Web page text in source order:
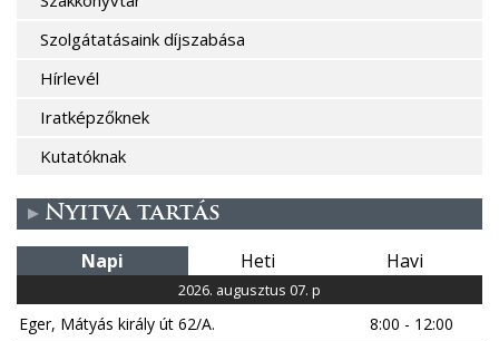
Szolgátatásaink díjszabása
Hírlevél
Iratképzőknek
Kutatóknak
Nyitva tartás
Napi Heti Havi
2026. augusztus 07. p
Eger, Mátyás király út 62/A. 8:00 - 12:00